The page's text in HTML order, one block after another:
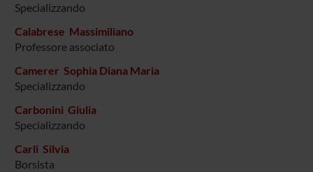
Specializzando
Calabrese Massimiliano
Professore associato
Camerer Sophia Diana Maria
Specializzando
Carbonini Giulia
Specializzando
Carli Silvia
Borsista